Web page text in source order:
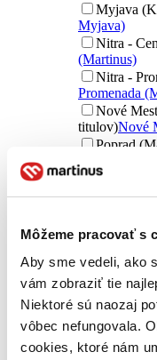
Môžeme pracovať s
Aby sme vedeli, ako
vám zobraziť tie
Niektoré sú naozaj
vôbec nefungovala.
cookies, ktoré nám
Myjava
Myjava)
Nitra -
(Martinus)
Nitra -
Promenada
Nové
titulov)Nové
Poprad
Bystrica
Prešov
Trenčín
Turzovka
(Kniha
Zvolen
Žilina
Ďalšie